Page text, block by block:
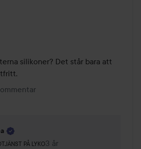
3 år
silikoner? Det står bara att
PÅ LYKO
roll: Kundtjänst på Lyko.
3 år
Kommentaren lades 3 år